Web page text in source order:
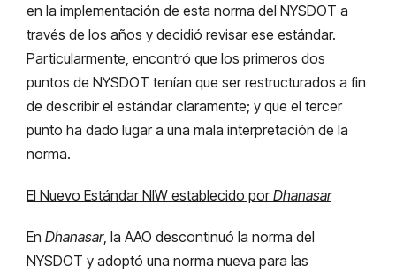
en la implementación de esta norma del NYSDOT a
través de los años y decidió revisar ese estándar.
Particularmente, encontró que los primeros dos
puntos de NYSDOT tenían que ser restructurados a fin
de describir el estándar claramente; y que el tercer
punto ha dado lugar a una mala interpretación de la
norma.
El Nuevo Estándar NIW establecido porDhanasar
En Dhanasar, la AAO descontinuó la norma del
NYSDOT y adoptó una norma nueva para las